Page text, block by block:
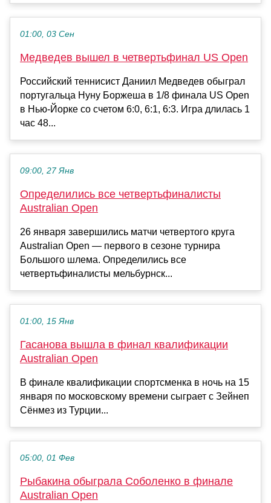
01:00, 03 Сен
Медведев вышел в четвертьфинал US Open
Российский теннисист Даниил Медведев обыграл
португальца Нуну Боржеша в 1/8 финала US Open
в Нью-Йорке со счетом 6:0, 6:1, 6:3. Игра длилась 1
час 48...
09:00, 27 Янв
Определились все четвертьфиналисты
Australian Open
26 января завершились матчи четвертого круга
Australian Open — первого в сезоне турнира
Большого шлема. Определились все
четвертьфиналисты мельбурнск...
01:00, 15 Янв
Гасанова вышла в финал квалификации
Australian Open
В финале квалификации спортсменка в ночь на 15
января по московскому времени сыграет с Зейнеп
Сёнмез из Турции...
05:00, 01 Фев
Рыбакина обыграла Соболенко в финале
Australian Open